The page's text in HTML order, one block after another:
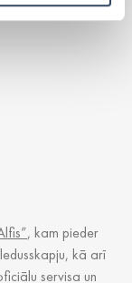
, kam pieder
kā arī
servisa un